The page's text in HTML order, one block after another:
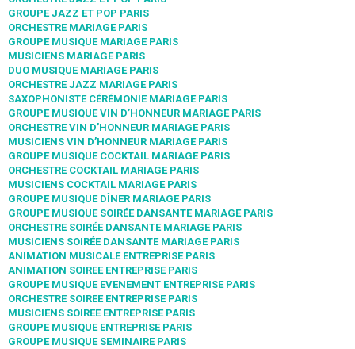
GROUPE JAZZ ET POP PARIS
ORCHESTRE MARIAGE PARIS
GROUPE MUSIQUE MARIAGE PARIS
MUSICIENS MARIAGE PARIS
DUO MUSIQUE MARIAGE PARIS
ORCHESTRE JAZZ MARIAGE PARIS
SAXOPHONISTE CÉRÉMONIE MARIAGE PARIS
GROUPE MUSIQUE VIN D’HONNEUR MARIAGE PARIS
ORCHESTRE VIN D’HONNEUR MARIAGE PARIS
MUSICIENS VIN D’HONNEUR MARIAGE PARIS
GROUPE MUSIQUE COCKTAIL MARIAGE PARIS
ORCHESTRE COCKTAIL MARIAGE PARIS
MUSICIENS COCKTAIL MARIAGE PARIS
GROUPE MUSIQUE DÎNER MARIAGE PARIS
GROUPE MUSIQUE SOIRÉE DANSANTE MARIAGE PARIS
ORCHESTRE SOIRÉE DANSANTE MARIAGE PARIS
MUSICIENS SOIRÉE DANSANTE MARIAGE PARIS
ANIMATION MUSICALE ENTREPRISE PARIS
ANIMATION SOIREE ENTREPRISE PARIS
GROUPE MUSIQUE EVENEMENT ENTREPRISE PARIS
ORCHESTRE SOIREE ENTREPRISE PARIS
MUSICIENS SOIREE ENTREPRISE PARIS
GROUPE MUSIQUE ENTREPRISE PARIS
GROUPE MUSIQUE SEMINAIRE PARIS